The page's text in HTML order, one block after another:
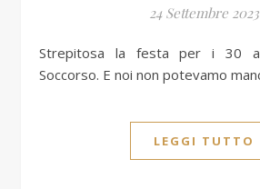
24 Settembre 2023
Strepitosa la festa per i 30 anni di Macerata
Soccorso. E noi non potevamo
LEGGI TUTTO